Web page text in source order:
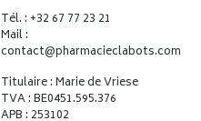
Tél. : +32 67 77 23 21
Mail :
contact@pharmacieclabots.com
Titulaire : Marie de Vriese
TVA : BE0451.595.376
APB : 253102